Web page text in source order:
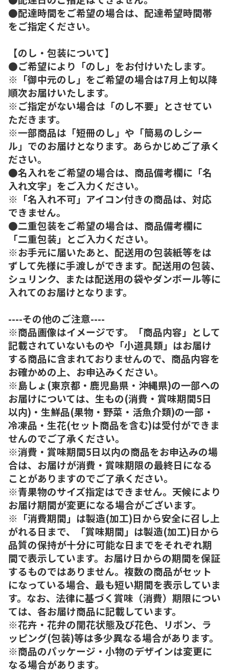
●配達時間をご希望の場合は、配達希望時間帯
をご指定ください。
【のし・包装について】
●ご希望により「のし」をお付けいたします。
※「御中元のし」をご希望の場合は7月上旬以降
順次お届けいたします。
※ご指定がない場合は「のし不要」とさせてい
ただきます。
※一部商品は「短冊のし」や「簡易のしシー
ル」でのお届けとなります。あらかじめご了承く
ださい。
●名入れをご希望の場合は、商品備考欄に「名
入れ文字」をご入力ください。
※「名入れ不可」アイコン付きの商品は、対応
できません。
●二重包装をご希望の場合は、商品備考欄に
「二重包装」とご入力ください。
※お手元に届いたあと、配送用の包装紙等をは
ずして先様に手渡しができます。配送用の包装、
シュリンク、または配送用の袋やダンボール等に
入れてのお届けとなります。
----その他のご注意----
※商品画像はイメージです。「商品内容」として
記載されていないものや「小道具類」はお届け
する商品に含まれておりませんので、商品内容を
お確かめの上、お申込みください。
※島しょ(東京都・鹿児島県・沖縄県)の一部への
お届けについては、生もの(消費・賞味期間5日
以内)・生鮮品(果物・野菜・活魚介類)の一部・
冷凍品・生花(セット商品を含む)は受付ができま
せんのでご了承ください。
※消費・賞味期間5日以内の商品をお申込みの場
合は、お届けが消費・賞味期限の最終日になる
ことがありますのでご了承ください。
※青果物のサイズ指定はできません。天候により
お届け期間が変更になる場合がございます。
※「消費期間」は製造(加工)日から安全に召し上
がれる日まで、「賞味期間」は製造(加工)日から
品質の保持が十分に可能な日までをそれぞれ期
間で表示しています。お届け日からの期間を保証
するものではありません。複数の商品がセット
になっている場合、最も短い期間を表示していま
す。なお、法律に基づく賞味（消費）期限につい
ては、各お届け商品に記載しています。
※花卉・花弁の開花状態及び花色、リボン、ラ
ッピング(包装)等は多少異なる場合があります。
※商品のパッケージ・小物のデザインは変更に
なる場合があります。